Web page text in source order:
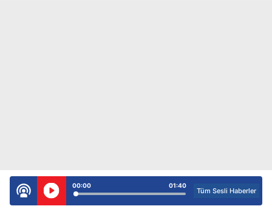
01:40
00:00
Tüm Sesli Haberler